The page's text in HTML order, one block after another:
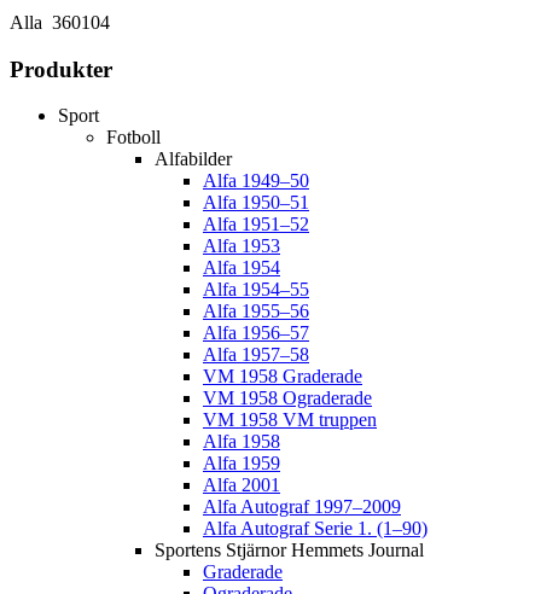
Alla 360104
Produkter
Sport
Fotboll
Alfabilder
Alfa 1949–50
Alfa 1950–51
Alfa 1951–52
Alfa 1953
Alfa 1954
Alfa 1954–55
Alfa 1955–56
Alfa 1956–57
Alfa 1957–58
VM 1958 Graderade
VM 1958 Ograderade
VM 1958 VM truppen
Alfa 1958
Alfa 1959
Alfa 2001
Alfa Autograf 1997–2009
Alfa Autograf Serie 1. (1–90)
Sportens Stjärnor Hemmets Journal
Graderade